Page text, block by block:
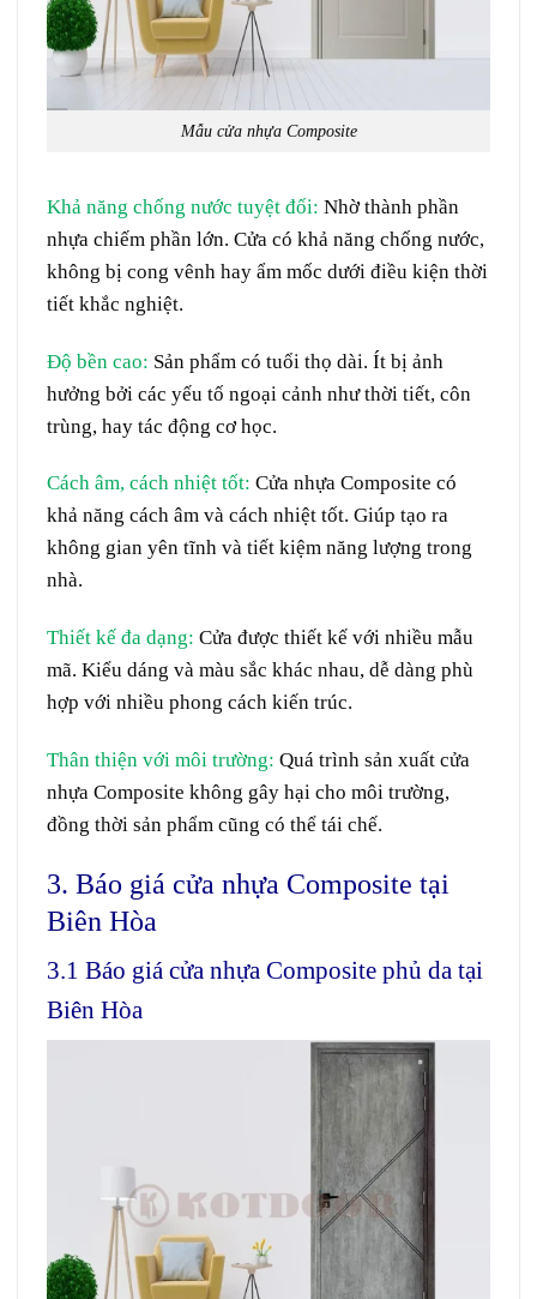
Mẫu cửa nhựa Composite
Khả năng chống nước tuyệt đối: Nhờ thành phần
nhựa chiếm phần lớn. Cửa có khả năng chống nước,
không bị cong vênh hay ẩm mốc dưới điều kiện thời
tiết khắc nghiệt.
Độ bền cao: Sản phẩm có tuổi thọ dài. Ít bị ảnh
hưởng bởi các yếu tố ngoại cảnh như thời tiết, côn
trùng, hay tác động cơ học.
Cách âm, cách nhiệt tốt: Cửa nhựa Composite có
khả năng cách âm và cách nhiệt tốt. Giúp tạo ra
không gian yên tĩnh và tiết kiệm năng lượng trong
nhà.
Thiết kế đa dạng: Cửa được thiết kế với nhiều mẫu
mã. Kiểu dáng và màu sắc khác nhau, dễ dàng phù
hợp với nhiều phong cách kiến trúc.
Thân thiện với môi trường: Quá trình sản xuất cửa
nhựa Composite không gây hại cho môi trường,
đồng thời sản phẩm cũng có thể tái chế.
3. Báo giá cửa nhựa Composite tại
Biên Hòa
3.1 Báo giá cửa nhựa Composite phủ da tại
Biên Hòa